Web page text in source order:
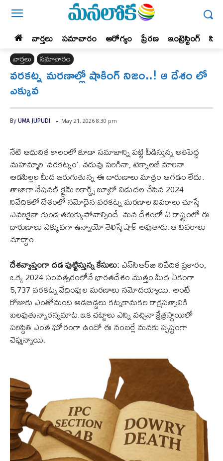
వార్తలు సమాచారం ఆరోగ్యం ప్రేర‌ణ‌ ఇంట్రెస్టింగ్‌
వార్తలు సమాచారం
వరకట్న మరణాల్లో షాకింగ్ నిజం..! ఆ దేశం లో
ఎక్కువ
By UMA JUPUDI - May 21, 2026 8:30 pm
నేటి ఆధునిక కాలంలో కూడా సమాజాన్ని పట్టి పీడిస్తున్న అతిపెద్ద
మహమ్మారి ‘వరకట్నం’. చదువు పెరిగినా, టెక్నాలజీ మారినా
ఆడపిల్లల మీద జరుగుతున్న ఈ దారుణాలు మాత్రం ఆగడం లేదు.
తాజాగా నేషనల్ క్రైమ్ రికార్డ్స్ బ్యూరో విడుదల చేసిన 2024
నివేదికలో దేశంలో నమోదైన వరకట్న మరణాల వివరాలు చూస్తే
ఎవరికైనా గుండె తరుక్కుపోవాల్సిందే. మన దేశంలో ఏ రాష్ట్రంలో ఈ
దారుణాలు ఎక్కువగా ఉన్నాయో తెలిస్తే షాక్ అవుతారు.ఆ వివరాలు
చూద్దాం.
దేశవ్యాప్తంగా దడ పుట్టిస్తున్న కేసులు:ఎన్‌సిఆర్‌బి నివేదిక ప్రకారం,
ఒక్క 2024 సంవత్సరంలోనే భారతదేశం మొత్తం మీద ఏకంగా
5,737 వరకట్న వేధింపుల మరణాలు నమోదయ్యాయి. అంటే
రోజుకు ఎంతోమంది ఆడబిడ్డలు కట్నకానుకల రాక్షసత్వానికి
బలవుతున్నారన్నమాట.ఇక చట్టాలు ఎన్ని వచ్చినా క్షేత్రస్థాయిలో
పరిస్థితి ఎంత ఘోరంగా ఉందో ఈ నంబర్లే మనకు స్పష్టంగా
చెప్తున్నాయి.